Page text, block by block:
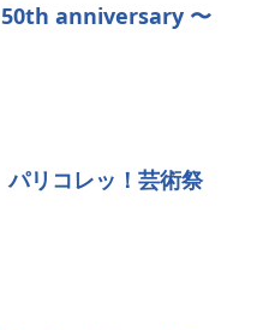
50th anniversary 〜
パリコレッ！芸術祭